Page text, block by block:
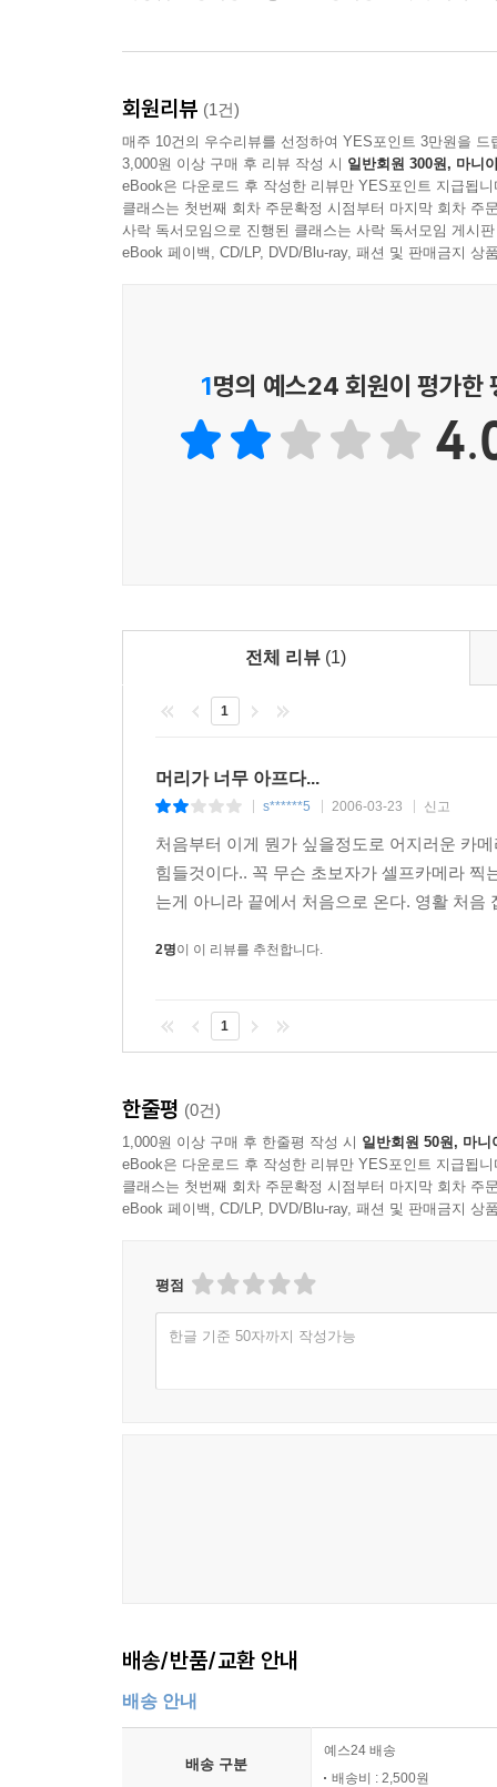
회원리뷰 (1건)
매주 10건의 우수리뷰를 선정하여 YES포인트 3만원을 드
3,000원 이상 구매 후 리뷰 작성 시 일반회원 300원, 마니
eBook은 다운로드 후 작성한 리뷰만 YES포인트 지급됩니
클래스는 첫번째 회차 주문확정 시점부터 마지막 회차 주
사락 독서모임으로 진행된 클래스는 사락 독서모임 게시
eBook 페이백, CD/LP, DVD/Blu-ray, 패션 및 판매금지 상
1명의 예스24 회원이 평가한
전체 리뷰 (1)
1
머리가 너무 아프다...
s******5 2006-03-23 신고
처음부터 이게 뭔가 싶을정도로 어지러운 카
힘들것이다.. 꼭 무슨 초보자가 셀프카메라
는게 아니라 끝에서 처음으로 온다. 영활 처
2명이 이 리뷰를 추천합니다.
1
한줄평 (0건)
1,000원 이상 구매 후 한줄평 작성 시 일반회원 50원, 마니
eBook은 다운로드 후 작성한 리뷰만 YES포인트 지급됩니
클래스는 첫번째 회차 주문확정 시점부터 마지막 회차 주
eBook 페이백, CD/LP, DVD/Blu-ray, 패션 및 판매금지 상
평점
한글 기준 50자까지 작성가능
배송/반품/교환 안내
배송 안내
배송 구분
예스24 배송
배송비 : 2,500원